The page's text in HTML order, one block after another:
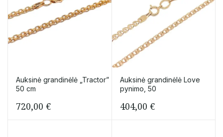
Auksinė grandinėlė „Tractor”
50 cm
720,00 €
Auksinė grandinėlė Love
pynimo, 50
404,00 €